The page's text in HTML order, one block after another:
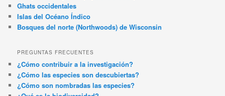
Ghats occidentales
Islas del Océano Índico
Bosques del norte (Northwoods) de Wisconsin
PREGUNTAS FRECUENTES
¿Cómo contribuir a la investigación?
¿Cómo las especies son descubiertas?
¿Cómo son nombradas las especies?